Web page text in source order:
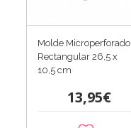
Molde Microperforado
Rectangular 26,5 x
10,5 cm
13,95€